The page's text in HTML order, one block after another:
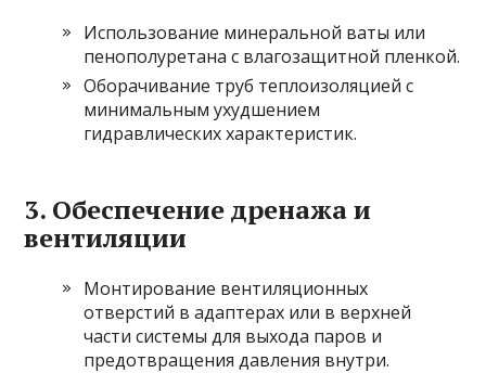
Использование минеральной ваты или
пенополуретана с влагозащитной пленкой.
Оборачивание труб теплоизоляцией с
минимальным ухудшением
гидравлических характеристик.
3. Обеспечение дренажа и
вентиляции
Монтирование вентиляционных
отверстий в адаптерах или в верхней
части системы для выхода паров и
предотвращения давления внутри.